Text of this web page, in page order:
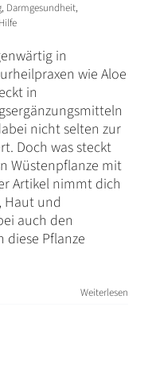
, Darmgesundheit,
in
wie Aloe
in
nicht selten zur
Doch was steckt
Wüstenpflanze mit
Artikel nimmt dich
Haut und
auch den
diese Pflanze
Weiterlesen